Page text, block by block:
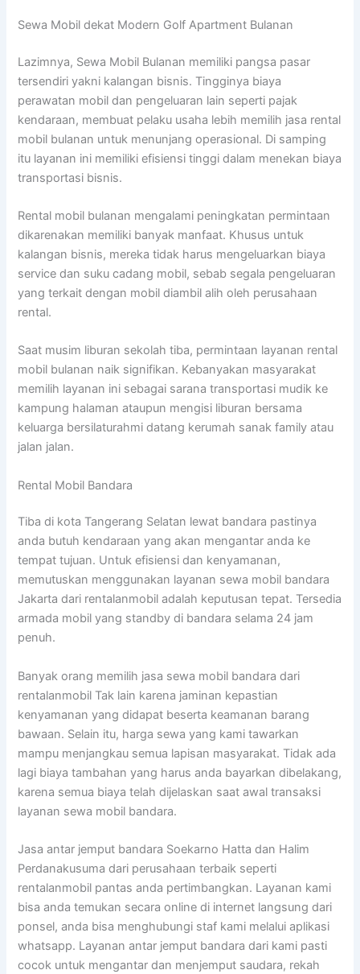
Sewa Mobil dekat Modern Golf Apartment Bulanan
Lazimnya, Sewa Mobil Bulanan memiliki pangsa pasar
tersendiri yakni kalangan bisnis. Tingginya biaya
perawatan mobil dan pengeluaran lain seperti pajak
kendaraan, membuat pelaku usaha lebih memilih jasa rental
mobil bulanan untuk menunjang operasional. Di samping
itu layanan ini memiliki efisiensi tinggi dalam menekan biaya
transportasi bisnis.
Rental mobil bulanan mengalami peningkatan permintaan
dikarenakan memiliki banyak manfaat. Khusus untuk
kalangan bisnis, mereka tidak harus mengeluarkan biaya
service dan suku cadang mobil, sebab segala pengeluaran
yang terkait dengan mobil diambil alih oleh perusahaan
rental.
Saat musim liburan sekolah tiba, permintaan layanan rental
mobil bulanan naik signifikan. Kebanyakan masyarakat
memilih layanan ini sebagai sarana transportasi mudik ke
kampung halaman ataupun mengisi liburan bersama
keluarga bersilaturahmi datang kerumah sanak family atau
jalan jalan.
Rental Mobil Bandara
Tiba di kota Tangerang Selatan lewat bandara pastinya
anda butuh kendaraan yang akan mengantar anda ke
tempat tujuan. Untuk efisiensi dan kenyamanan,
memutuskan menggunakan layanan sewa mobil bandara
Jakarta dari rentalanmobil adalah keputusan tepat. Tersedia
armada mobil yang standby di bandara selama 24 jam
penuh.
Banyak orang memilih jasa sewa mobil bandara dari
rentalanmobil Tak lain karena jaminan kepastian
kenyamanan yang didapat beserta keamanan barang
bawaan. Selain itu, harga sewa yang kami tawarkan
mampu menjangkau semua lapisan masyarakat. Tidak ada
lagi biaya tambahan yang harus anda bayarkan dibelakang,
karena semua biaya telah dijelaskan saat awal transaksi
layanan sewa mobil bandara.
Jasa antar jemput bandara Soekarno Hatta dan Halim
Perdanakusuma dari perusahaan terbaik seperti
rentalanmobil pantas anda pertimbangkan. Layanan kami
bisa anda temukan secara online di internet langsung dari
ponsel, anda bisa menghubungi staf kami melalui aplikasi
whatsapp. Layanan antar jemput bandara dari kami pasti
cocok untuk mengantar dan menjemput saudara, rekah